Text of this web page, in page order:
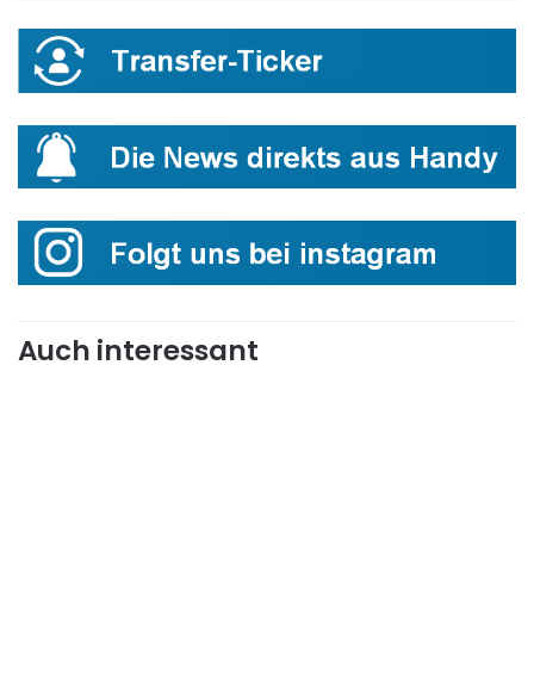
Auch interessant